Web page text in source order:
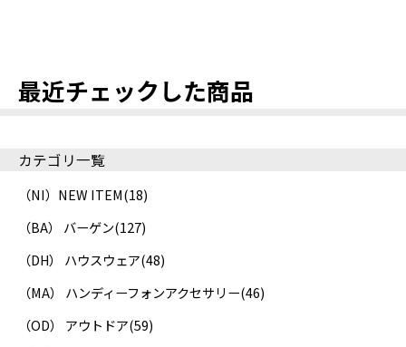
最近チェックした商品
カテゴリ一覧
（NI）NEW ITEM(18)
（BA） バーゲン(127)
（DH） ハウスウェア(48)
（MA） ハンディーフォンアクセサリー(46)
（OD） アウトドア(59)